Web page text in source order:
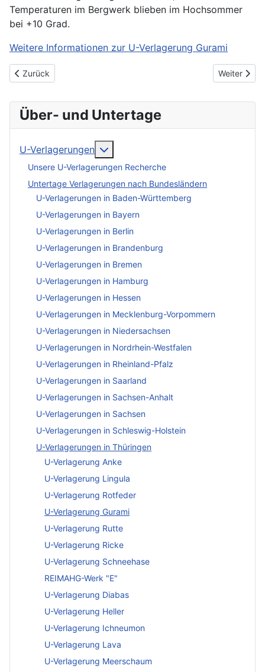
Temperaturen im Bergwerk blieben im Hochsommer
bei +10 Grad.
Weitere Informationen zur U-Verlagerung Gurami
Vorheriger Beitrag: U-Verlagerung Rutte
Zurück Nächster
Weiter
Über- und Untertage
U-Verlagerungen
Unsere U-Verlagerungen Recherche
Untertage Verlagerungen nach Bundesländern
U-Verlagerungen in Baden-Württemberg
U-Verlagerungen in Bayern
U-Verlagerungen in Berlin
U-Verlagerungen in Brandenburg
U-Verlagerungen in Bremen
U-Verlagerungen in Hamburg
U-Verlagerungen in Hessen
U-Verlagerungen in Mecklenburg-Vorpommern
U-Verlagerungen in Niedersachsen
U-Verlagerungen in Nordrhein-Westfalen
U-Verlagerungen in Rheinland-Pfalz
U-Verlagerungen in Saarland
U-Verlagerungen in Sachsen-Anhalt
U-Verlagerungen in Sachsen
U-Verlagerungen in Schleswig-Holstein
U-Verlagerungen in Thüringen
U-Verlagerung Anke
U-Verlagerung Lingula
U-Verlagerung Rotfeder
U-Verlagerung Gurami
U-Verlagerung Rutte
U-Verlagerung Ricke
U-Verlagerung Schneehase
REIMAHG-Werk "E"
U-Verlagerung Diabas
U-Verlagerung Heller
U-Verlagerung Ichneumon
U-Verlagerung Lava
U-Verlagerung Meerschaum